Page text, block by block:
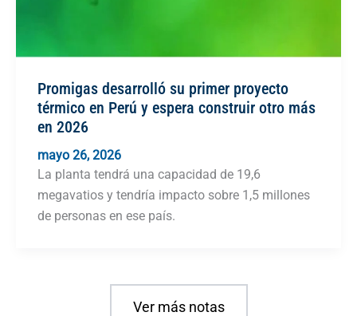
Promigas desarrolló su primer proyecto
térmico en Perú y espera construir otro más
en 2026
mayo 26, 2026
La planta tendrá una capacidad de 19,6
megavatios y tendría impacto sobre 1,5 millones
de personas en ese país.
Ver más notas